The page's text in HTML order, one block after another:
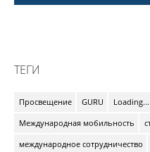
ТЕГИ
Просвещение GURU Loading...
Международная мобильность
международное сотрудничество